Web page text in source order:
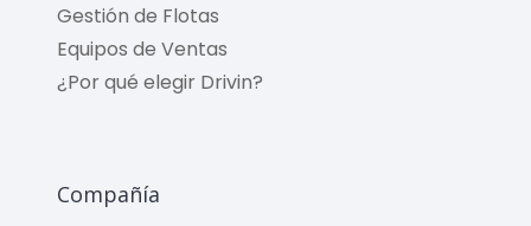
Gestión de Flotas
Equipos de Ventas
¿Por qué elegir Drivin?
Compañía